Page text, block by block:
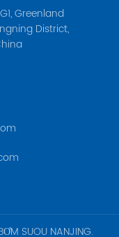
Greenland
District,
SUOU NANJING.